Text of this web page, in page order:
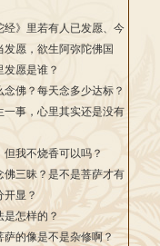
经》里若有人已发愿、今
发愿，欲生阿弥陀佛国
发愿是谁？
念佛？每天念多少达标？
一事，心里其实还是没有
但我不烧香可以吗？
佛三昧？是不是菩萨才有
开显？
是怎样的？
萨的像是不是杂修啊？